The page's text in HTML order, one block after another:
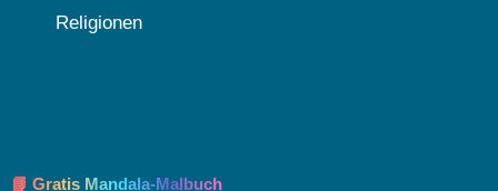
Religionen
📘 Gratis Mandala-Malbuch